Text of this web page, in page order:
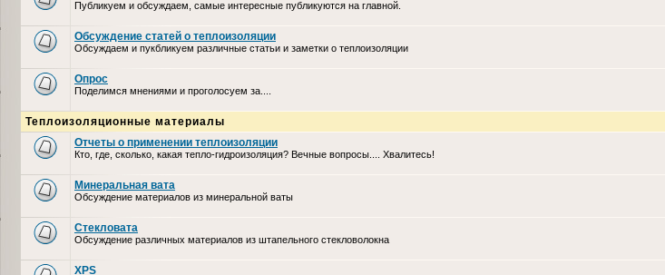
Публикуем и обсуждаем, самые интересные публикуются на главной.
Обсуждение статей о теплоизоляции
Обсуждаем и пукбликуем различные статьи и заметки о теплоизоляции
Опрос
Поделимся мнениями и проголосуем за....
Теплоизоляционные материалы
Отчеты о применении теплоизоляции
Кто, где, сколько, какая тепло-гидроизоляция? Вечные вопросы.... Хвалитесь!
Минеральная вата
Обсуждение материалов из минеральной ваты
Стекловата
Обсуждение различных материалов из штапельного стекловолокна
XPS